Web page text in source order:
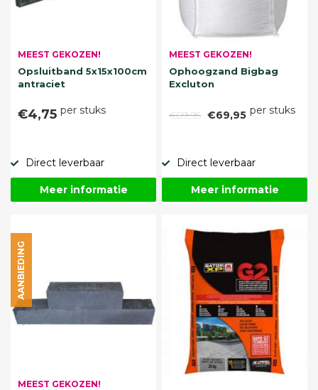
MEEST GEKOZEN!
Opsluitband 5x15x100cm
antraciet
€4,75 per stuks
Direct leverbaar
Meer informatie
MEEST GEKOZEN!
Ophoogzand Bigbag
Excluton
€89,95 €69,95 per stuks
Direct leverbaar
Meer informatie
MEEST GEKOZEN!
AANBIEDING